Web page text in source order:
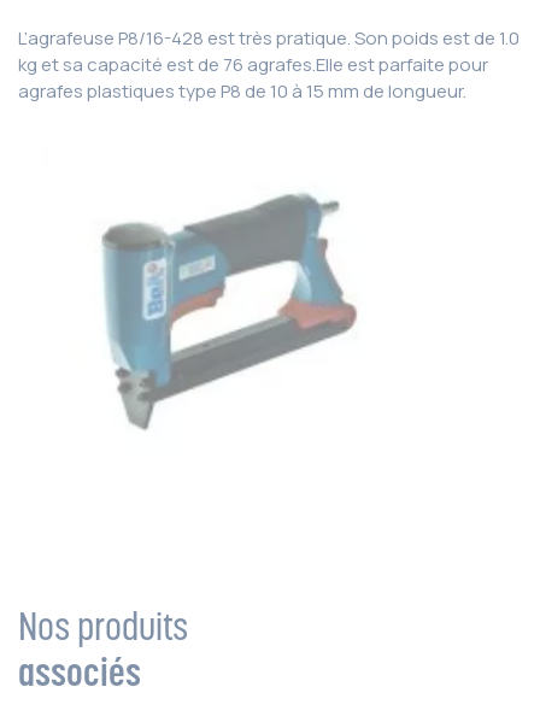
L’agrafeuse P8/16-428 est très pratique. Son poids est de 1.0
kg et sa capacité est de 76 agrafes.Elle est parfaite pour
agrafes plastiques type P8 de 10 à 15 mm de longueur.
Nos produits
associés